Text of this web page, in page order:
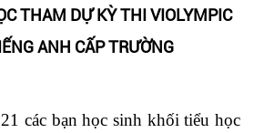
THAM DỰ KỲ THI VIOLYMPIC
ANH CẤP TRƯỜNG
các bạn học sinh khối tiểu học